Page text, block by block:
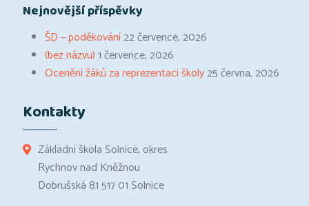
Nejnovější příspěvky
ŠD – poděkování22 července, 2026
(bez názvu)1 července, 2026
Ocenění žáků za reprezentaci školy25 června, 2026
Kontakty
Základní škola Solnice, okres
Rychnov nad Kněžnou
Dobrušská 81 517 01 Solnice